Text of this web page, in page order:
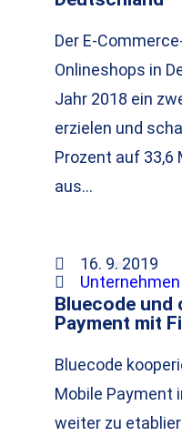
Der E-
Onlineshops in
Jahr 2018 ein
erzielen und
Prozent auf 33,6
aus…
16. 9. 2019
Unternehmen
Bluecode und
Payment mit
Bluecode
Mobile Payment
weiter zu